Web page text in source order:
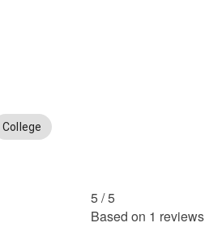
College
5 /5
Based on 1 reviews